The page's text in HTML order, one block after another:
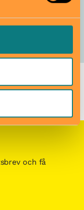
i Stockholm
/
/ Djungelns ljud
och få